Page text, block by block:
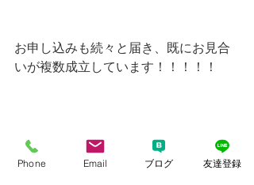
お申し込みも続々と届き、既にお見合
いが複数成立しています！！！！！
Phone Email ブログ 友達登録